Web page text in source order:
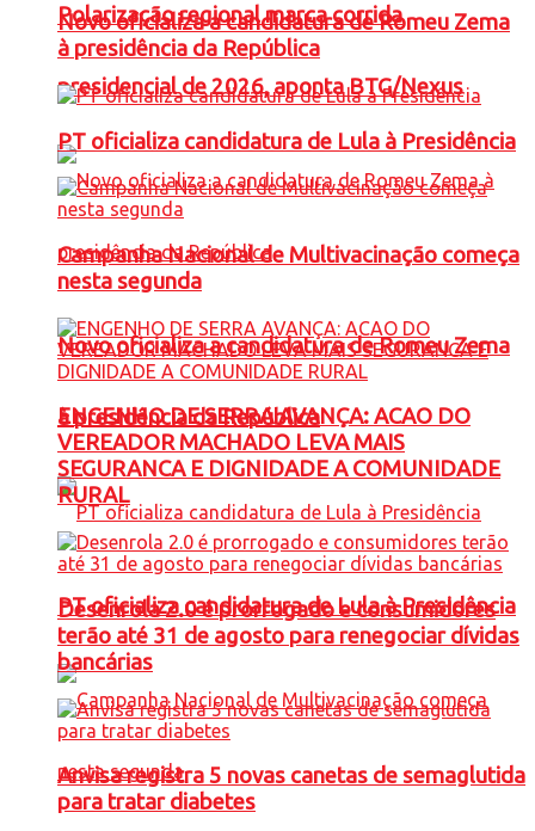
Polarização regional marca corrida
presidencial de 2026, aponta BTG/Nexus
Novo oficializa a candidatura de Romeu Zema
à presidência da República
PT oficializa candidatura de Lula à Presidência
Novo oficializa a candidatura de Romeu Zema
à presidência da República
PT oficializa candidatura de Lula à Presidência
Campanha Nacional de Multivacinação começa
nesta segunda
ENGENHO DE SERRA AVANÇA: ACAO DO
VEREADOR MACHADO LEVA MAIS
SEGURANCA E DIGNIDADE A COMUNIDADE
RURAL
Desenrola 2.0 é prorrogado e consumidores
terão até 31 de agosto para renegociar dívidas
bancárias
Anvisa registra 5 novas canetas de semaglutida
para tratar diabetes